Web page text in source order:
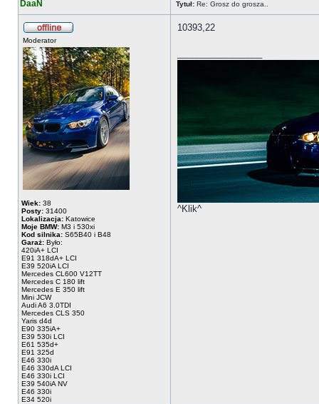
DaaN Tytuł: Re: Grosz do grosza..
Moderator
Wiek: 38
Posty: 31400
Lokalizacja: Katowice
Moje BMW: M3 i 530xi
Kod silnika: S65B40 i B48
Garaż: Było:
420iA+ LCI
E91 318dA+ LCI
E39 520iA LCI
Mercedes CL600 V12TT
Mercedes C 180 lift
Mercedes E 350 lift
Mini JCW
Audi A6 3.0TDI
Mercedes CLS 350
Yaris d4d
E90 335iA+
E39 530i LCI
E61 535d+
E91 325d
E46 330i
E46 330dA LCI
E46 330i LCI
E39 540iA NV
E46 330i
E34 520i
10393,22
^Klik^